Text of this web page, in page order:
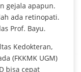
gejala apapun.
ada retinopati.
Prof. Bayu.
Kedokteran,
(FKKMK UGM)
bisa cepat